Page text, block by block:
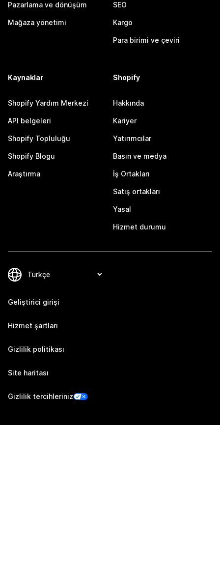
Pazarlama ve dönüşüm
Mağaza yönetimi
SEO
Kargo
Para birimi ve çeviri
Kaynaklar
Shopify Yardım Merkezi
API belgeleri
Shopify Topluluğu
Shopify Blogu
Araştırma
Shopify
Hakkında
Kariyer
Yatırımcılar
Basın ve medya
İş Ortakları
Satış ortakları
Yasal
Hizmet durumu
Geliştirici girişi
Hizmet şartları
Gizlilik politikası
Site haritası
Gizlilik tercihleriniz